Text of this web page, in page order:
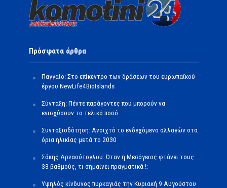
Πρόσφατα άρθρα
Παγγαίο: Στο επίκεντρο των δράσεων του ευρωπαϊκού
έργου NewLife4BioIslands
Σύνταξη: Πέντε παράγοντες που μπορούν να
ενισχύσουν το τελικό ποσό
Συνταξιοδότηση: Ανοιχτό το ενδεχόμενο αλλαγών στα
όρια ηλικίας μετά το 2030
Σάκης Αρναούτογλου: Όταν η Μεσόγειος φτάνει τους
33 βαθμούς, τι σημαίνει πραγματικά !;
Υψηλός κίνδυνος πυρκαγιάς την Κυριακή 9 Αυγούστου